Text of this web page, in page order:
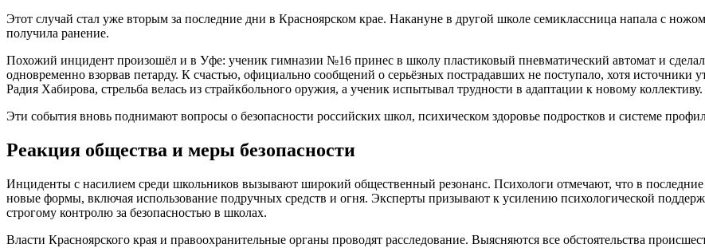
Этот случай стал уже вторым за последние дни в Красноярском крае. Накануне в другой школе семиклассница напала с
получила ранение.
Похожий инцидент произошёл и в Уфе: ученик гимназии №16 принес в школу пластиковый пневматический автомат и сделал
одновременно взорвав петарду. К счастью, официально сообщений о серьёзных пострадавших не поступало, хотя
Радия Хабирова, стрельба велась из страйкбольного оружия, а ученик испытывал трудности в адаптации к новому коллективу.
Эти события вновь поднимают вопросы о безопасности российских школ, психическом здоровье подростков и системе
Реакция общества и меры безопасности
Инциденты с насилием среди школьников вызывают широкий общественный резонанс. Психологи отмечают, что в
новые формы, включая использование подручных средств и огня. Эксперты призывают к усилению психологической
строгому контролю за безопасностью в школах.
Власти Красноярского края и правоохранительные органы проводят расследование. Выясняются все обстоятельства